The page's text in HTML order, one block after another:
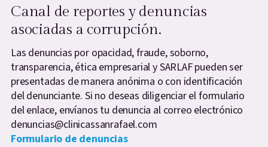
Canal de reportes y denuncias
asociadas a corrupción.
Las denuncias por opacidad, fraude, soborno,
transparencia, ética empresarial y SARLAF pueden ser
presentadas de manera anónima o con identificación
del denunciante. Si no deseas diligenciar el formulario
del enlace, envíanos tu denuncia al correo electrónico
denuncias@clinicassanrafael.com
Formulario de denuncias